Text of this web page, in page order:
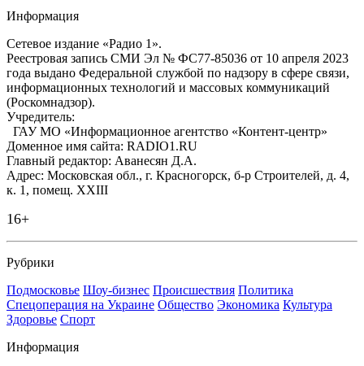
Информация
Сетевое издание «Радио 1».
Реестровая запись СМИ Эл № ФС77-85036 от 10 апреля 2023
года выдано Федеральной службой по надзору в сфере связи,
информационных технологий и массовых коммуникаций
(Роскомнадзор).
Учредитель:
ГАУ МО «Информационное агентство «Контент-центр»
Доменное имя сайта: RADIO1.RU
Главный редактор: Аванесян Д.А.
Адрес: Московская обл., г. Красногорск, б-р Строителей, д. 4,
к. 1, помещ. XXIII
16+
Рубрики
Подмосковье Шоу-бизнес Происшествия Политика
Спецоперация на Украине Общество Экономика Культура
Здоровье Спорт
Информация